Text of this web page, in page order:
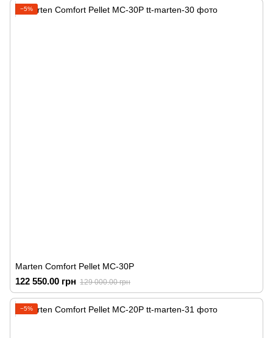
−5%
Marten Comfort Pellet MC-30P
122 550.00 грн 129 000.00 грн
−5%